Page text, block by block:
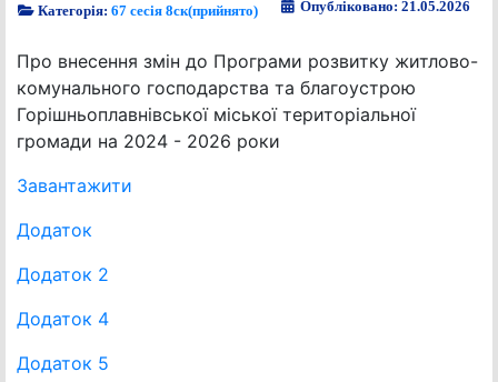
Категорія:67 сесія 8ск(прийнято) Опубліковано: 21.05.2026
Про внесення змін до Програми розвитку житлово-
комунального господарства та благоустрою
Горішньоплавнівської міської територіальної
громади на 2024 - 2026 роки
Завантажити
Додаток
Додаток 2
Додаток 4
Додаток 5